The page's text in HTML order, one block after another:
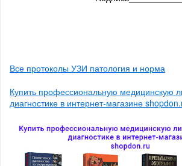
Все протоколы УЗИ патология и норма
Купить профессиональную медицинскую
диагностике в интернет-магазине